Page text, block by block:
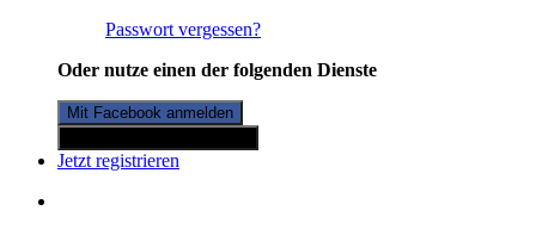
Passwort vergessen?
Oder nutze einen der folgenden Dienste
Mit Facebook anmelden
Jetzt registrieren